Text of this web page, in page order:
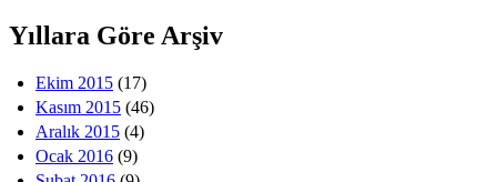
Yıllara Göre Arşiv
Ekim 2015 (17)
Kasım 2015 (46)
Aralık 2015 (4)
Ocak 2016 (9)